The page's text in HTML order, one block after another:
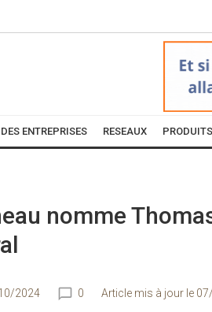
ENTREPRISES RESEAUX PRODUITS
nomme
2024 0 Article mis à jour le